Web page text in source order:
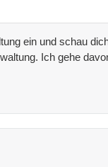
ein und schau
Ich gehe